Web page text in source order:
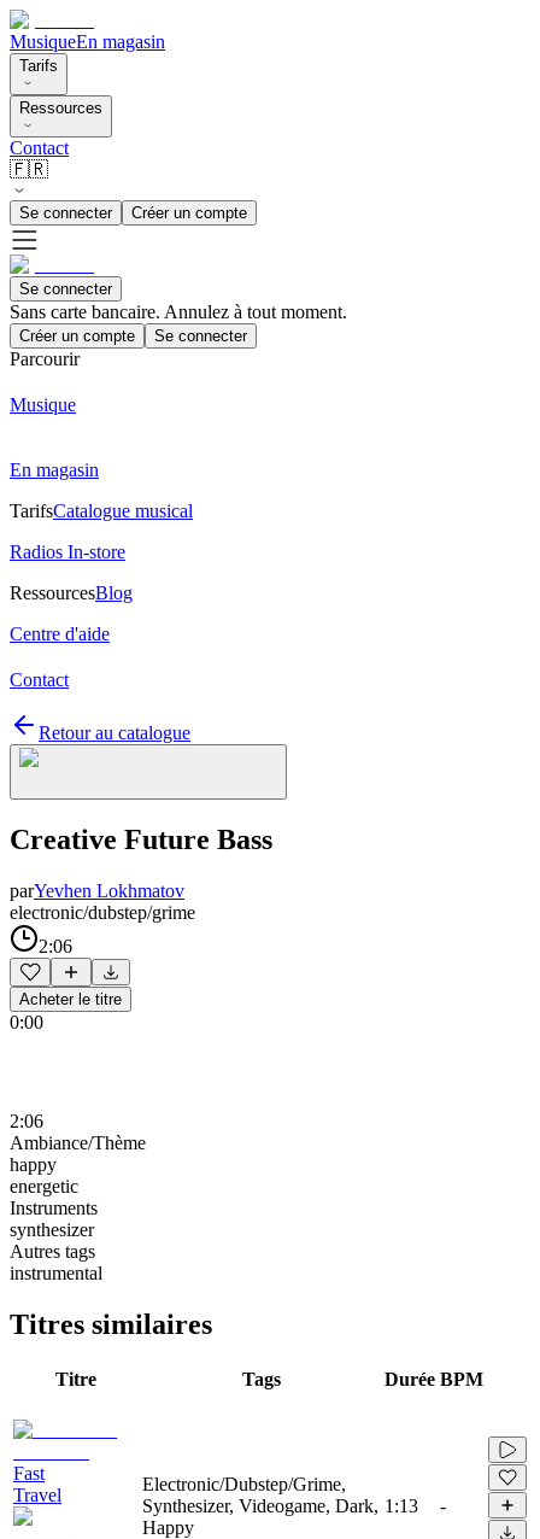
MusiqueEn magasin
Tarifs
Ressources
Contact
🇫🇷
Se connecter Créer un compte
Se connecter
Sans carte bancaire. Annulez à tout moment.
Créer un compte Se connecter
Parcourir
Musique
En magasin
TarifsCatalogue musical
Radios In-store
RessourcesBlog
Centre d'aide
Contact
Retour au catalogue
Creative Future Bass
parYevhen Lokhmatov
electronic/dubstep/grime
2:06
Acheter le titre
0:00
2:06
Ambiance/Thème
happy
energetic
Instruments
synthesizer
Autres tags
instrumental
Titres similaires
Titre Tags Durée BPM
Fast
Travel
Electronic/Dubstep/Grime,
Synthesizer, Videogame, Dark,
Happy
1:13 -